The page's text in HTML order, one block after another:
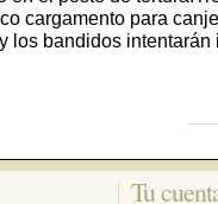
cargamento para
los bandidos
Tu